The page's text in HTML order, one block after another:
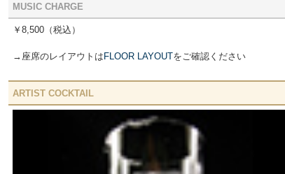
MUSIC CHARGE
￥8,500 （税込）
→座席のレイアウトは FLOOR LAYOUTをご確認ください
ARTIST COCKTAIL